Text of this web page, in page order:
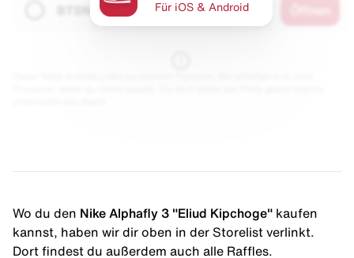
Für iOS & Android
Wo du den Nike Alphafly 3 "Eliud Kipchoge" kaufen
kannst, haben wir dir oben in der Storelist verlinkt.
Dort findest du außerdem auch alle Raffles.